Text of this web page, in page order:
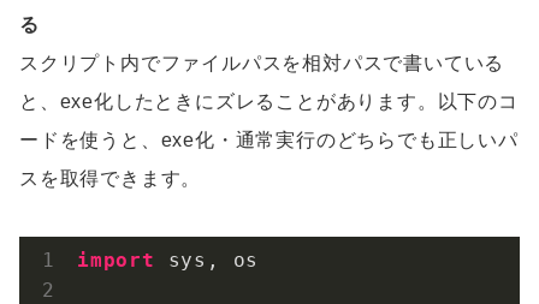
る
スクリプト内でファイルパスを相対パスで書いている
と、exe化したときにズレることがあります。以下のコ
ードを使うと、exe化・通常実行のどちらでも正しいパ
スを取得できます。
import sys, os